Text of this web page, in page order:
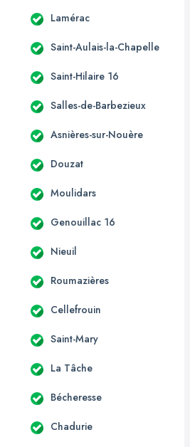
Lamérac
Saint-Aulais-la-Chapelle
Saint-Hilaire 16
Salles-de-Barbezieux
Asnières-sur-Nouère
Douzat
Moulidars
Genouillac 16
Nieuil
Roumazières
Cellefrouin
Saint-Mary
La Tâche
Bécheresse
Chadurie